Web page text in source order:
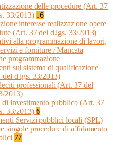
delle procedure (Art. 37
33/2013) 16
interesse realizzazione opere
(Art. 37 del d.lgs. 33/2013)
alla programmazione di lavori,
e forniture / Mancata
programmazione
sul sistema di qualificazione
del d.lgs. 33/2013)
professionali (Art. 37 del
2013)
di investimento pubblico (Art. 37
33/2013) 6
Servizi pubblici locali (SPL)
singole procedure di affidamento
77